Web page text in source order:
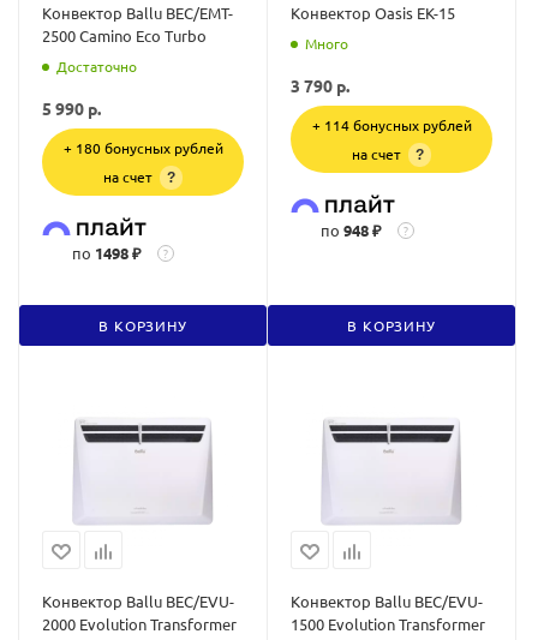
Конвектор Ballu BEC/EMT-
2500 Camino Eco Turbo
Достаточно
5 990 р.
+ 180 бонусных рублей
на счет
?
по 1498 ₽ ?
В КОРЗИНУ
Конвектор Oasis EK-15
Много
3 790 р.
+ 114 бонусных рублей
на счет
?
по 948 ₽ ?
В КОРЗИНУ
Конвектор Ballu BEC/EVU-
2000 Evolution Transformer
Конвектор Ballu BEC/EVU-
1500 Evolution Transformer